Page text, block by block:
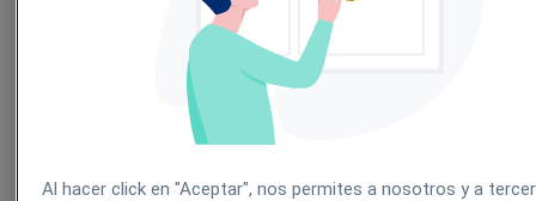
Este informe te permite visualizar los gastos,
devoluciones e ingresos brutos de nuestro centro.
Debemos filtrar el mes y año deseado y buscar. Se
generará una gráfica desglosada por formas de pago
(en la parte inferior encontraremos una leyenda que
le indica el significado de cada color):
Al hacer click en "Aceptar", nos permites a nosotros y a